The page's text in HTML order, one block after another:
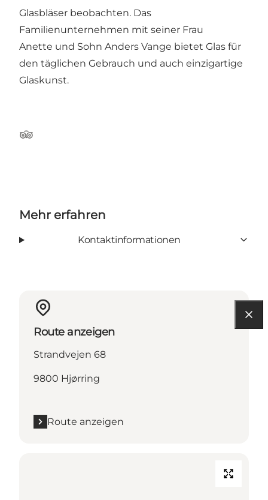
Glasbläser beobachten. Das
Familienunternehmen mit seiner Frau
Anette und Sohn Anders Vange bietet Glas für
den täglichen Gebrauch und auch einzigartige
Glaskunst.
Tripadvisor
Mehr erfahren
Kontaktinformationen
Route anzeigen
Strandvejen 68
9800 Hjørring
Route anzeigen